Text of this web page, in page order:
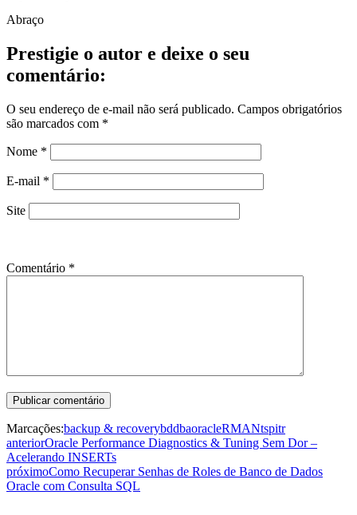
Abraço
Prestigie o autor e deixe o seu
comentário:
O seu endereço de e-mail não será publicado. Campos obrigatórios
são marcados com *
Nome *
E-mail *
Site
Comentário *
Marcações:backup & recoverybddbaoracleRMANtspitr
anteriorOracle Performance Diagnostics & Tuning Sem Dor –
Acelerando INSERTs
próximoComo Recuperar Senhas de Roles de Banco de Dados
Oracle com Consulta SQL